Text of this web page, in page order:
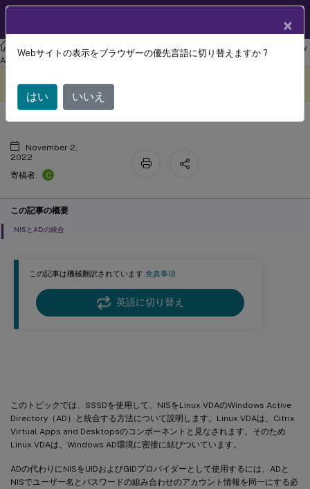
リナックス バーチャル デリバリー エージェント
Linux Virtual Delivery
Agent 2209
この記事は機械翻訳されています.免責事項
英語に切り替え
このトピックでは、SSSDを使用して、NISをLinux VDAのWindows Active
Directory（AD）と統合する方法について説明します。Linux VDAは、Citrix
Virtual Apps and Desktopsのコンポーネントと見なされます。そのため
Linux VDAは、Windows AD環境に密接に結びついています。
ADの代わりにNISをUIDおよびGIDプロバイダーとして使用するには、ADと
NISでユーザー名とパスワードの組み合わせのアカウント情報を同一にする必
翻訳されています。
NISのActive Directoryとの統合
November 2,
2022
寄稿者:
C
この記事の概要
NISとADの統合
×
Webサイトの表示をブラウザーの優先言語に切り替えますか ?
はい いいえ